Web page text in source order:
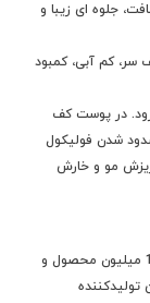
جلوه ای زیبا و
سر، کم آبی، کمبود
در پوست کف
شدن فولیکول
مو و خارش
برند RYO که با دریافت جوایز متعدد، فروش بیش از 100 میلیون محصول و
تولیدکننده